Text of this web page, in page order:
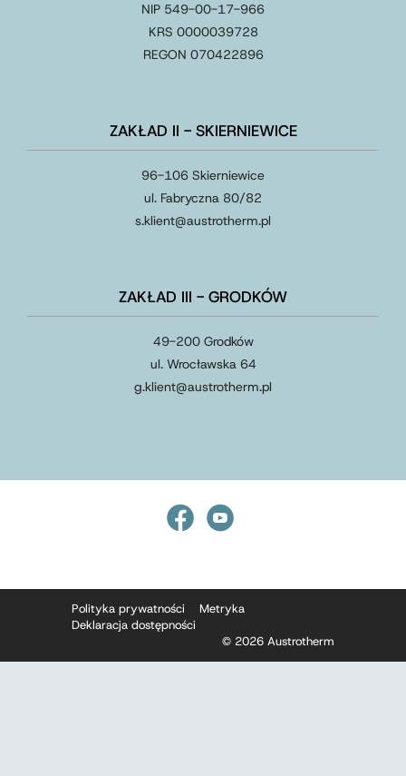
NIP 549-00-17-966
KRS 0000039728
REGON 070422896
ZAKŁAD II - SKIERNIEWICE
96-106 Skierniewice
ul. Fabryczna 80/82
s.klient@austrotherm.pl
ZAKŁAD III - GRODKÓW
49-200 Grodków
ul. Wrocławska 64
g.klient@austrotherm.pl
Polityka prywatności
Metryka
Deklaracja dostępności
© 2026 Austrotherm